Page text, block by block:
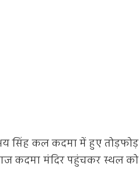
सिंह कल कदमा में हुए तोड़फोड़
कदमा मंदिर पहुंचकर स्थल को